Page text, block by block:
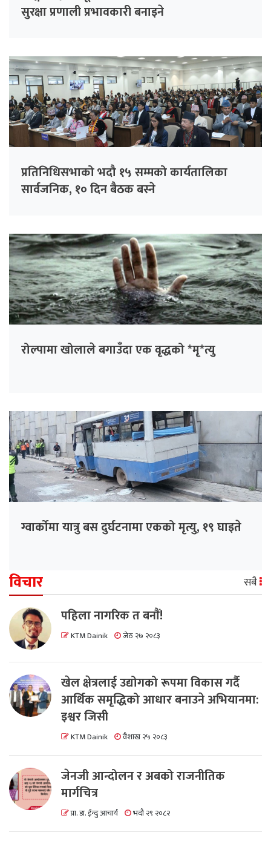
सुरक्षा प्रणाली प्रभावकारी बनाइने
प्रतिनिधिसभाको भदौ १५ सम्मको कार्यतालिका
सार्वजनिक, १० दिन बैठक बस्ने
रोल्पामा खोलाले बगाउँदा एक वृद्धको *मृ*त्यु
ग्वार्कोमा यात्रु बस दुर्घटनामा एकको मृत्यु, १९ घाइते
विचार सबै
पहिला नागरिक त बनाैं!
KTM Dainik जेठ २७ २०८३
खेल क्षेत्रलाई उद्योगको रूपमा विकास गर्दै
आर्थिक समृद्धिको आधार बनाउने अभियानमा:
इश्वर जिसी
KTM Dainik वैशाख २५ २०८३
जेनजी आन्दोलन र अबको राजनीतिक
मार्गचित्र
प्रा. डा. ईन्दु आचार्य भदौ २९ २०८२